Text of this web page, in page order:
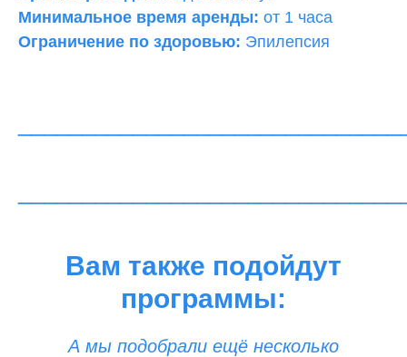
Минимальное время аренды: от 1 часа
Ограничение по здоровью: Эпилепсия
Вам также подойдут
программы:
А мы подобрали ещё несколько